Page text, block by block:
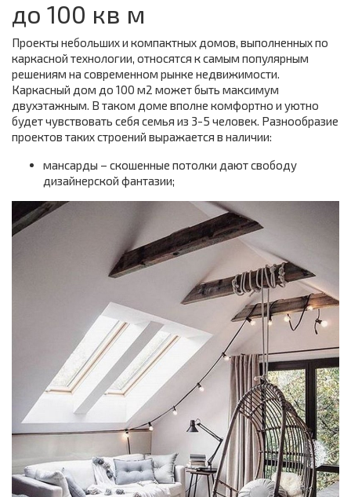
до 100 кв м
Проекты небольших и компактных домов, выполненных по
каркасной технологии, относятся к самым популярным
решениям на современном рынке недвижимости.
Каркасный дом до 100 м2 может быть максимум
двухэтажным. В таком доме вполне комфортно и уютно
будет чувствовать себя семья из 3-5 человек. Разнообразие
проектов таких строений выражается в наличии:
мансарды – скошенные потолки дают свободу
дизайнерской фантазии;